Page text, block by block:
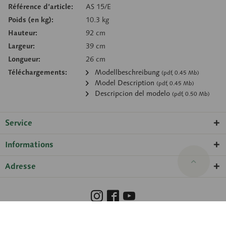
Référence d’article:
AS 15/E
Poids (en kg):
10.3 kg
Hauteur:
92 cm
Largeur:
39 cm
Longueur:
26 cm
Téléchargements:
Modellbeschreibung (pdf, 0.45 Mb)
Model Description (pdf, 0.45 Mb)
Descripcion del modelo (pdf, 0.50 Mb)
Service
Informations
Adresse